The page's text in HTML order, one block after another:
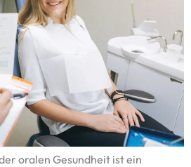
oralen Gesundheit ist ein